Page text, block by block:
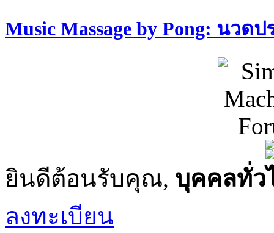
Music Massage by Pong: นวด
ยินดีต้อนรับคุณ, บุคคลทั่ว
ลงทะเบียน